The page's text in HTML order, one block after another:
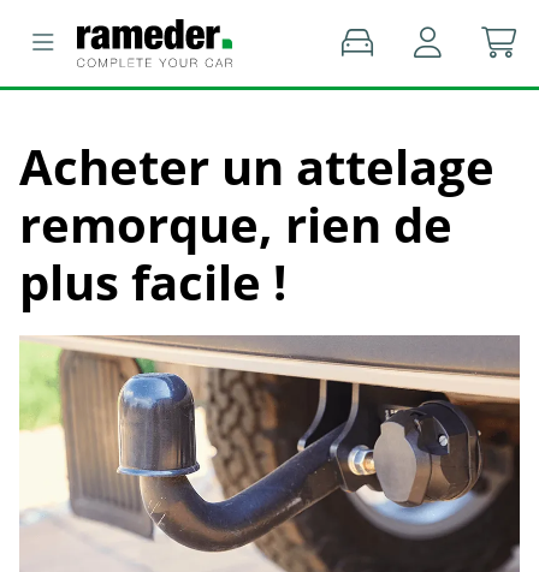
Acheter un attelage
remorque, rien de
plus facile !